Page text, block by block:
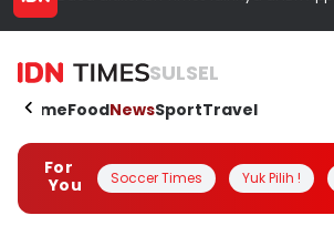
SULSEL
HomeFoodNewsSportTravel
For
You
Soccer Times Yuk Pilih !